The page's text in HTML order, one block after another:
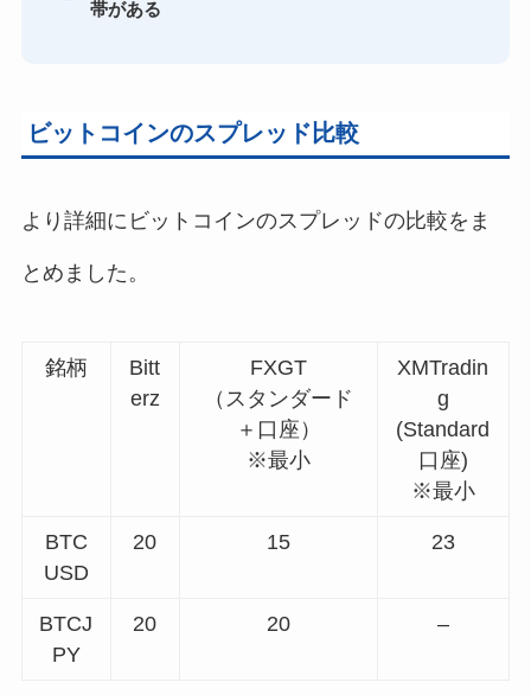
帯がある
ビットコインのスプレッド比較
より詳細にビットコインのスプレッドの比較をま
とめました。
銘柄
Bitt
erz
FXGT
（スタンダード
＋口座）
※最小
XMTradin
g
(Standard
口座)
※最小
BTC
USD
20 15 23
BTCJ
PY
20 20 –